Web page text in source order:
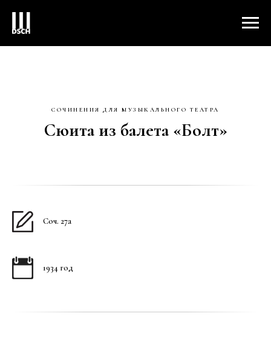
СОЧИНЕНИЯ ДЛЯ МУЗЫКАЛЬНОГО ТЕАТРА
Сюита из балета «Болт»
Соч. 27а
1934 год